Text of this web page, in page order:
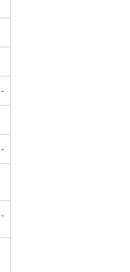
-
-
-